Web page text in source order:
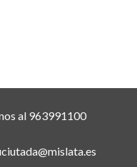
al 963991100